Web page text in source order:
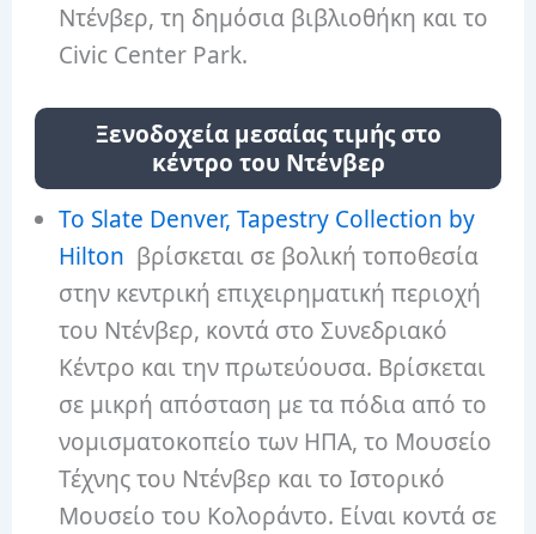
Ντένβερ, τη δημόσια βιβλιοθήκη και το
Civic Center Park.
Ξενοδοχεία μεσαίας τιμής στο
κέντρο του Ντένβερ
Το Slate Denver, Tapestry Collection by
Hilton βρίσκεται σε βολική τοποθεσία
στην κεντρική επιχειρηματική περιοχή
του Ντένβερ, κοντά στο Συνεδριακό
Κέντρο και την πρωτεύουσα. Βρίσκεται
σε μικρή απόσταση με τα πόδια από το
νομισματοκοπείο των ΗΠΑ, το Μουσείο
Τέχνης του Ντένβερ και το Ιστορικό
Μουσείο του Κολοράντο. Είναι κοντά σε